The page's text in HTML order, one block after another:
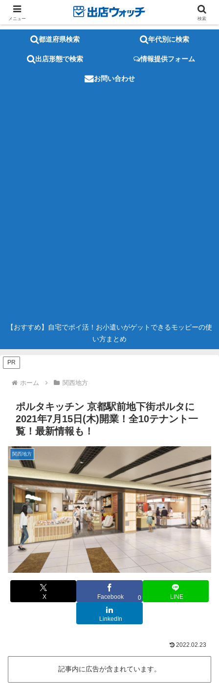
都道府県検索 年代別に検索
出店形態で検索 情報提供フォーム
お問い合わせ
【おすすめ】自宅でポイ活！お小遣いがゲットできるモッピーの使
い方まとめ
PR
ホーム 関西地方
ポルタキッチン 京都駅前地下街ポルタに
2021年7月15日(木)開業！全10テナント一
覧！最新情報も！
関西地方
X Facebook 0 LINE
LinkedIn
2022.02.23
記事内に広告が含まれています。
メニュー 検索